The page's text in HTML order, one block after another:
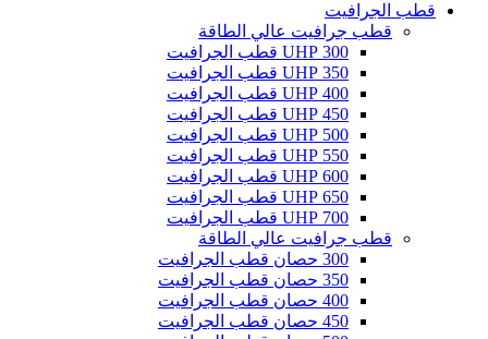
قطب الجرافيت
قطب جرافيت عالي الطاقة
300 UHP قطب الجرافيت
350 UHP قطب الجرافيت
400 UHP قطب الجرافيت
450 UHP قطب الجرافيت
500 UHP قطب الجرافيت
550 UHP قطب الجرافيت
600 UHP قطب الجرافيت
650 UHP قطب الجرافيت
700 UHP قطب الجرافيت
قطب جرافيت عالي الطاقة
300 حصان قطب الجرافيت
350 حصان قطب الجرافيت
400 حصان قطب الجرافيت
450 حصان قطب الجرافيت